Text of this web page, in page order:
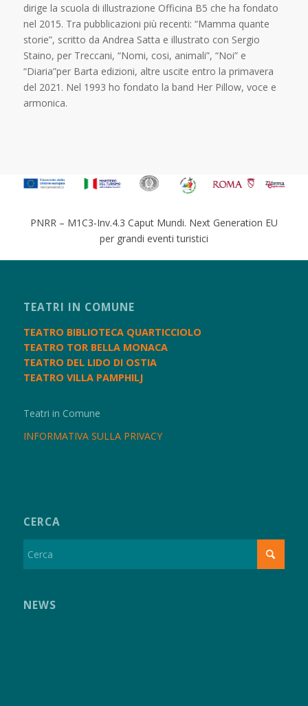
dirige la scuola di illustrazione Officina B5 che ha fondato
nel 2015. Tra pubblicazioni più recenti: “Mamma quante
storie”, scritto da Andrea Satta e illustrato con Sergio
Staino, per Treccani, “Nomi, cosi, animali”, “Noi” e
“Diaria”per Barta edizioni, altre uscite entro la primavera
del 2021. Nel 1993 ho fondato la band Her Pillow, voce e
armonica.
PNRR – M1C3-Inv.4.3 Caput Mundi. Next Generation EU
per grandi eventi turistici
TEATRI IN COMUNE
TEATRO BIBLIOTECA QUARTICCIOLO
TEATRO TOR BELLA MONACA
TEATRO DEL LIDO DI OSTIA
TEATRO VILLA PAMPHILJ
Teatri in Comune
INFORMATIVA SULLA PRIVACY
CERCA
NEWS